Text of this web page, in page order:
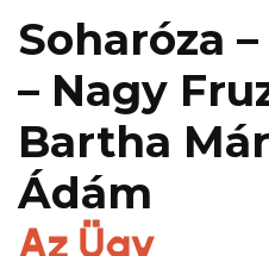
Soharóza
– Nagy
Bartha
Ádám
Az Ügy